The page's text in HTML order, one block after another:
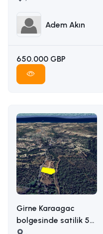
ADEM AKIN
:05338314949
Adem Akın
650.000 GBP
Girne Karaagac
bolgesinde satilik 5